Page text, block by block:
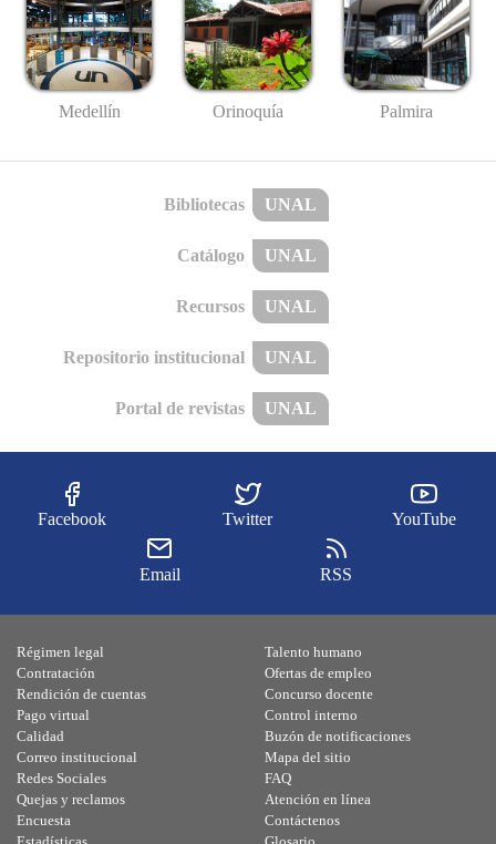
Medellín Orinoquía Palmira
Bibliotecas UNAL
Catálogo UNAL
Recursos UNAL
Repositorio institucional UNAL
Portal de revistas UNAL
Facebook Twitter YouTube
Email RSS
Régimen legal
Contratación
Rendición de cuentas
Pago virtual
Calidad
Talento humano
Ofertas de empleo
Concurso docente
Control interno
Buzón de notificaciones
Correo institucional
Redes Sociales
Quejas y reclamos
Encuesta
Mapa del sitio
FAQ
Atención en línea
Contáctenos